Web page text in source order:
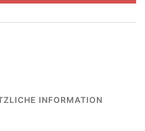
INFORMATION